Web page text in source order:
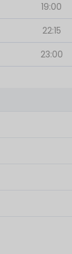
19:00
22:15
23:00